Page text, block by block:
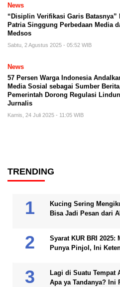
News
“Disiplin Verifikasi Garis Batasnya”
Patria Singgung Perbedaan Media
Medsos
Sabtu, 2 Agustus 2025 - 05:52 WIB
News
57 Persen Warga Indonesia
Media Sosial sebagai Sumber
Pemerintah Dorong Regulasi
Jurnalis
Kamis, 24 Juli 2025 - 11:05 WIB
TRENDING
Kucing Sering
Bisa Jadi Pesan dari
Syarat KUR BRI 2025:
Punya Pinjol, Ini
Lagi di Suatu Tempat
Apa ya Tandanya? Ini